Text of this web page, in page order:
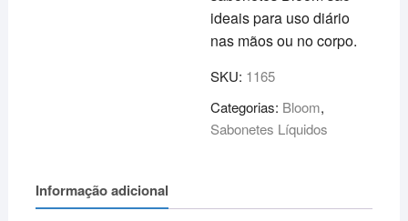
ideais para uso diário
nas mãos ou no corpo.
SKU: 1165
Categorias: Bloom,
Sabonetes Líquidos
Informação adicional